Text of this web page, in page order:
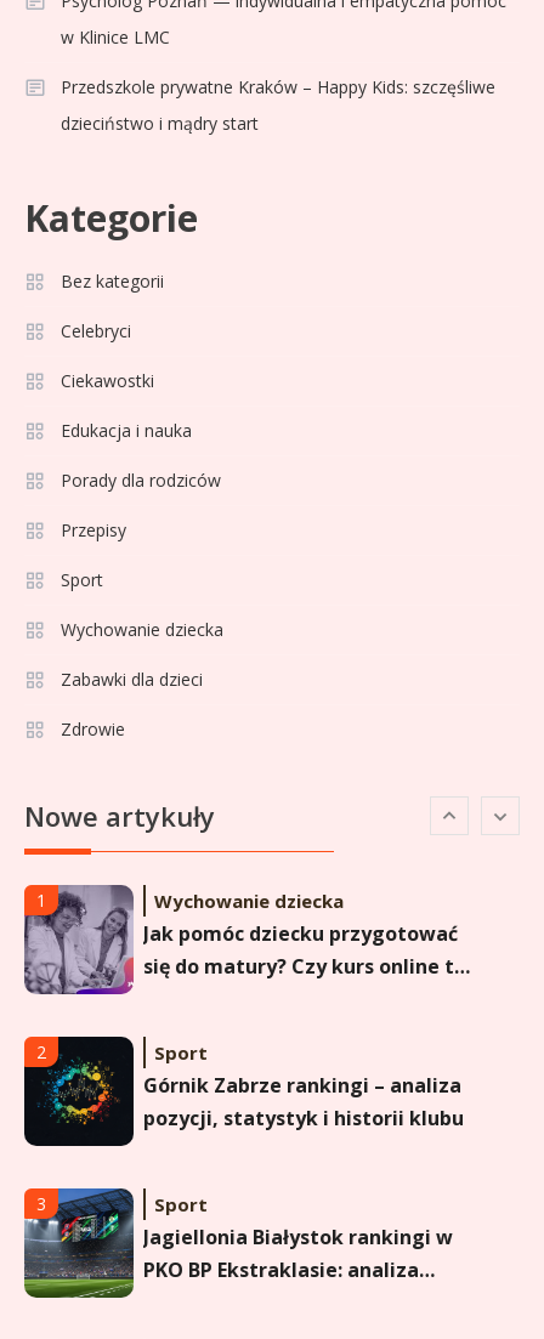
w Klinice LMC
Przedszkole prywatne Kraków – Happy Kids: szczęśliwe
dzieciństwo i mądry start
Kategorie
Bez kategorii
Celebryci
Ciekawostki
Edukacja i nauka
Porady dla rodziców
Przepisy
Sport
Wychowanie dziecka
Zabawki dla dzieci
Zdrowie
Nowe artykuły
3 Sport
formy i statystyk
4 Sport
La Liga rankingi: Tabela,
Lech Poznań rankingi: Analiza
pozycji w Ekstraklasie i
historyczne dane
1 Wychowanie dziecka
Jak pomóc dziecku przygotować
się do matury? Czy kurs online to
maturzysty?
2 Sport
Górnik Zabrze rankingi – analiza
pozycji, statystyk i historii klubu
3 Sport
Jagiellonia Białystok rankingi w
PKO BP Ekstraklasie: analiza